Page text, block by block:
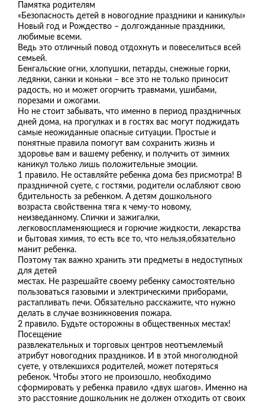
Памятка родителям
«Безопасность детей в новогодние праздники и каникулы»
Новый год и Рождество – долгожданные праздники,
любимые всеми.
Ведь это отличный повод отдохнуть и повеселиться всей
семьей.
Бенгальские огни, хлопушки, петарды, снежные горки,
ледянки, санки и коньки – все это не только приносит
радость, но и может огорчить травмами, ушибами,
порезами и ожогами.
Но не стоит забывать, что именно в период праздничных
дней дома, на прогулках и в гостях вас могут поджидать
самые неожиданные опасные ситуации. Простые и
понятные правила помогут вам сохранить жизнь и
здоровье вам и вашему ребенку, и получить от зимних
каникул только лишь положительные эмоции.
1 правило. Не оставляйте ребенка дома без присмотра! В
праздничной суете, с гостями, родители ослабляют свою
бдительность за ребенком. А детям дошкольного
возраста свойственна тяга к чему-то новому,
неизведанному. Спички и зажигалки,
легковоспламеняющиеся и горючие жидкости, лекарства
и бытовая химия, то есть все то, что нельзя,обязательно
манит ребенка.
Поэтому так важно хранить эти предметы в недоступных
для детей
местах. Не разрешайте своему ребенку самостоятельно
пользоваться газовыми и электрическими приборами,
растапливать печи. Обязательно расскажите, что нужно
делать в случае возникновения пожара.
2 правило. Будьте осторожны в общественных местах!
Посещение
развлекательных и торговых центров неотъемлемый
атрибут новогодних праздников. И в этой многолюдной
суете, у отвлекшихся родителей, может потеряться
ребенок. Чтобы этого не произошло, необходимо
сформировать у ребенка правило «двух шагов». Именно на
это расстояние дошкольник не должен отходить от своих